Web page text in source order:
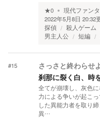
★0 現代ファン
2022年5月8日 20:32
探偵
殺人ゲーム
男主人公
短編
#15 さっさと終わらせ
刹那に裂く白、時
全てが崩壊し、灰色
力による争いが起こ
した異能力者を取り
異…